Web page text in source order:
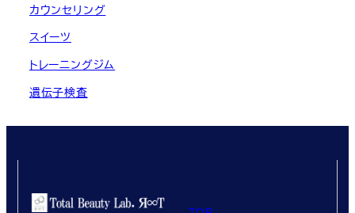
カウンセリング
スイーツ
トレーニングジム
遺伝子検査